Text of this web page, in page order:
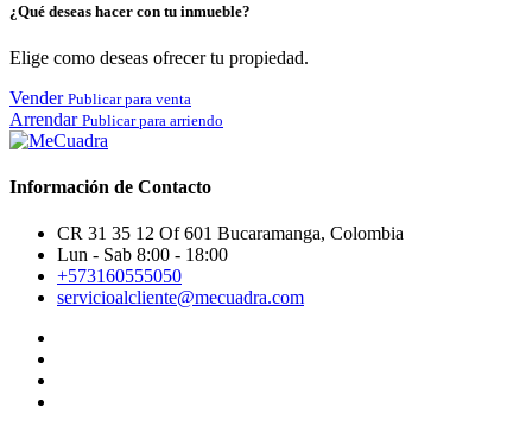
¿Qué deseas hacer con tu inmueble?
Elige como deseas ofrecer tu propiedad.
Vender Publicar para venta
Arrendar Publicar para arriendo
Información de Contacto
CR 31 35 12 Of 601 Bucaramanga, Colombia
Lun - Sab 8:00 - 18:00
+573160555050
servicioalcliente@mecuadra.com